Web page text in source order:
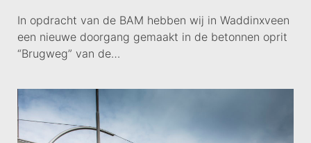
In opdracht van de BAM hebben wij in Waddinxveen
een nieuwe doorgang gemaakt in de betonnen oprit
“Brugweg” van de…